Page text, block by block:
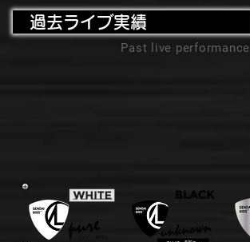
過去ライブ実績
Past live performance